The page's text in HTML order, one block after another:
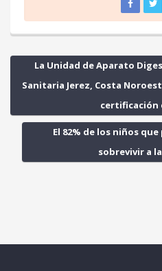
La Unidad de Aparato
Sanitaria Jerez, Costa
certificación
El 82% de los niños
sobrevivir a